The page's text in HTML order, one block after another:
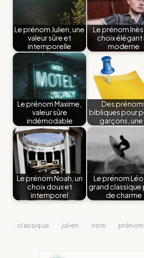
Le prénom Julien, une
valeur sûre et
intemporelle
Le prénom
choix élégant
moderne
Le prénom Maxime,
valeur sûre
indémodable
Des
bibliques pour
garçons, une…
Le prénom Noah, un
choix doux et
intemporel
Le prénom
grand classique
de charme
classique julien nom prénom